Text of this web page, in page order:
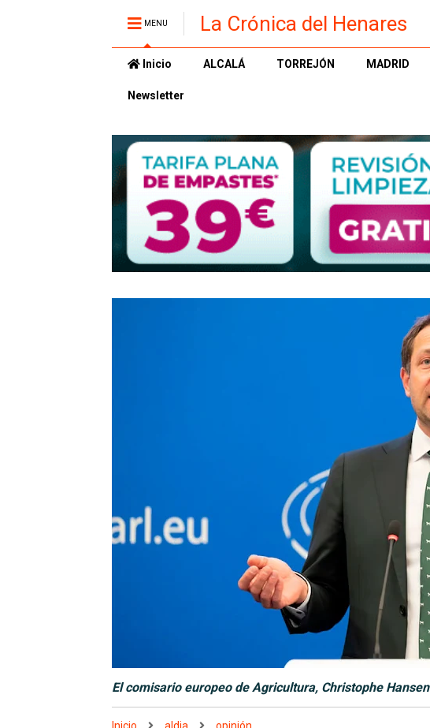
MENU La Crónica del Henares
Inicio ALCALÁ TORREJÓN MADRID
Newsletter
El comisario europeo de Agricultura, Christophe Hansen